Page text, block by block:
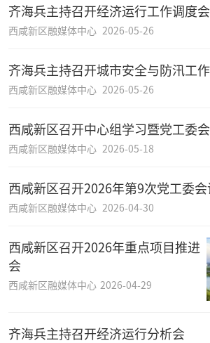
齐海兵主持召开经济运行工作调度会
西咸新区融媒体中心 2026-05-26
齐海兵主持召开城市安全与防汛工
西咸新区融媒体中心 2026-05-26
西咸新区召开中心组学习暨党工委
西咸新区融媒体中心 2026-05-18
西咸新区召开2026年第9次党工委会
西咸新区融媒体中心 2026-04-30
西咸新区召开2026年重点项目推进
会
西咸新区融媒体中心 2026-04-29
齐海兵主持召开经济运行分析会